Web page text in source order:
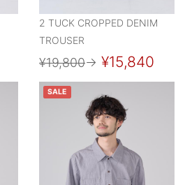
2 TUCK CROPPED DENIM
TROUSER
¥19,800→ ¥15,840
SALE